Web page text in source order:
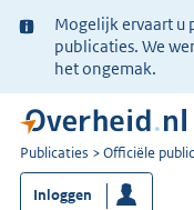
Ter
informatie:
Mogelijk ervaart u
publicaties. We
het ongemak.
U
bent
nu
Publicaties Officiële
Inloggen